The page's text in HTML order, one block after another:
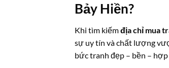
Bảy Hiền?
Khi tìm kiếmđịa chỉ mua
sự uy tín và chất lượng
bức tranh đẹp – bền –